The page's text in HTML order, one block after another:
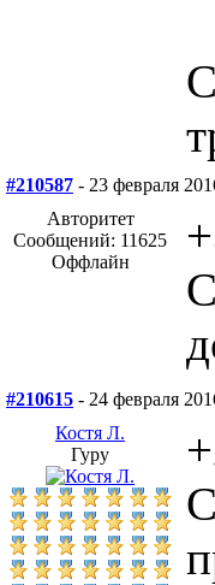
#210587 - 23 февраля
Авторитет
Сообщений: 11625
Оффлайн
#210615 - 24 февраля
Костя Л.
Гуру